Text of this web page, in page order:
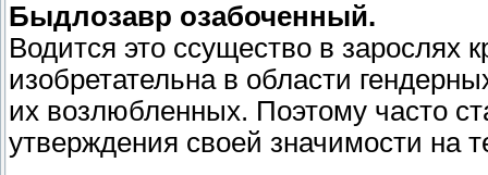
Быдлозавр озабоченный.
Водится это ссущество в зарослях
изобретательна в области
их возлюбленных. Поэтому часто
утверждения своей значимости на